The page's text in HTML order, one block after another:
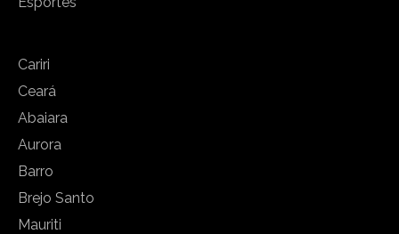
Cariri
Ceará
Abaiara
Aurora
Barro
Brejo Santo
Mauriti